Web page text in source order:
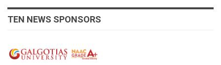
TEN NEWS SPONSORS